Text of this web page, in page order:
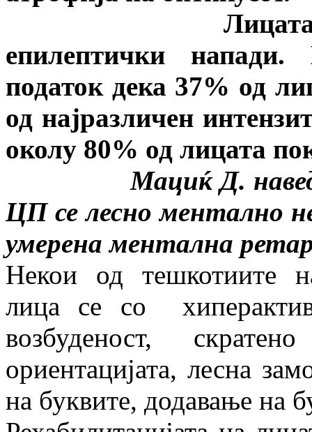
Лицата со ЦП
епилептички
податок дека 37% од
од најразличен
околу 80% од лицата
Мациќ Д. наведува
ЦП се лесно ментално
умерена ментална
Некои од тешкотиите
лица се со
возбуденост,
ориентацијата, лесна
на буквите, додавање на